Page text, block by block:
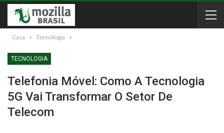
Casa Tecnologia
TECNOLOGIA
Telefonia Móvel: Como A Tecnologia
5G Vai Transformar O Setor De
Telecom